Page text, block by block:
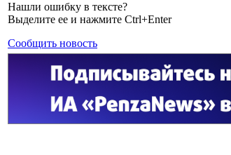
Нашли ошибку в тексте?
Выделите ее и нажмите Ctrl+Enter
Сообщить новость